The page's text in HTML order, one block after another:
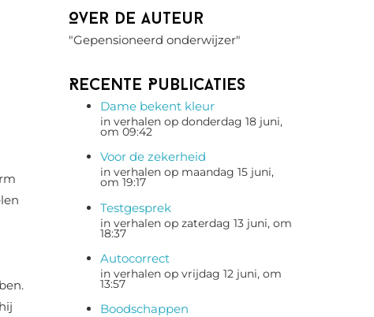
Over de auteur
"Gepensioneerd onderwijzer"
Recente Publicaties
Dame bekent kleur
in verhalen op donderdag 18 juni,
om 09:42
Voor de zekerheid
in verhalen op maandag 15 juni,
om 19:17
Testgesprek
in verhalen op zaterdag 13 juni, om
18:37
Autocorrect
in verhalen op vrijdag 12 juni, om
13:57
Boodschappen